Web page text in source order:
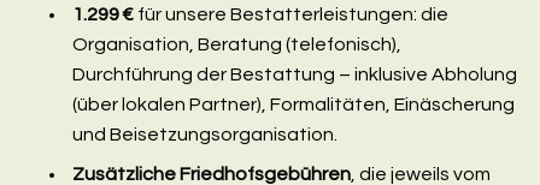
1.299 € für unsere Bestatterleistungen: die
Organisation, Beratung (telefonisch),
Durchführung der Bestattung – inklusive Abholung
(über lokalen Partner), Formalitäten, Einäscherung
und Beisetzungsorganisation.
Zusätzliche Friedhofsgebühren , die jeweils vom